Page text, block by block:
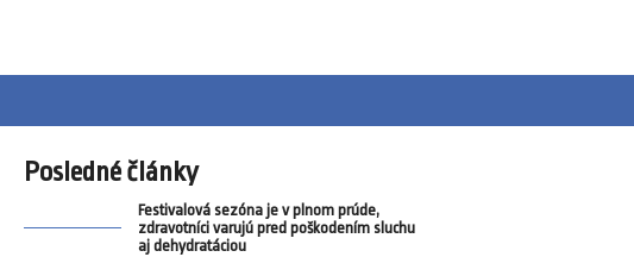
Posledné články
Festivalová sezóna je v plnom prúde,
zdravotníci varujú pred poškodením sluchu
aj dehydratáciou